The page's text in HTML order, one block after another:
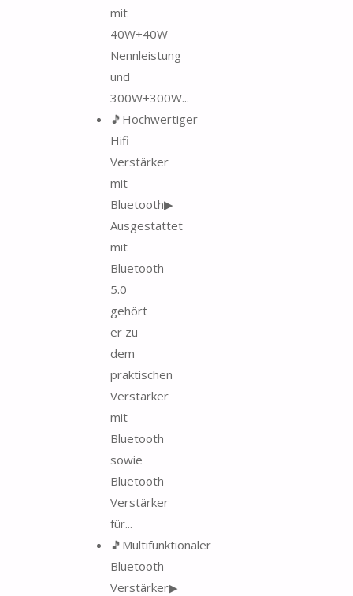
mit
40W+40W
Nennleistung
und
300W+300W...
🎵Hochwertiger
Hifi
Verstärker
mit
Bluetooth▶
Ausgestattet
mit
Bluetooth
5.0
gehört
er zu
dem
praktischen
Verstärker
mit
Bluetooth
sowie
Bluetooth
Verstärker
für...
🎵Multifunktionaler
Bluetooth
Verstärker▶